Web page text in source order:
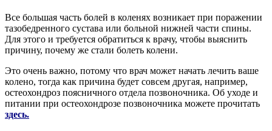
Все большая часть болей в коленях возникает при поражении
тазобедренного сустава или больной нижней части спины.
Для этого и требуется обратиться к врачу, чтобы выяснить
причину, почему же стали болеть колени.
Это очень важно, потому что врач может начать лечить ваше
колено, тогда как причина будет совсем другая, например,
остеохондроз поясничного отдела позвоночника. Об уходе и
питании при остеохондрозе позвоночника можете прочитать
здесь.